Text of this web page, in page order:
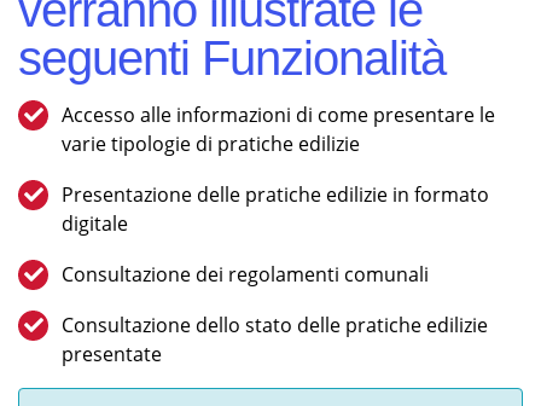
seguenti Funzionalità
Accesso alle informazioni di come presentare le
varie tipologie di pratiche edilizie
Presentazione delle pratiche edilizie in formato
digitale
Consultazione dei regolamenti comunali
Consultazione dello stato delle pratiche edilizie
presentate